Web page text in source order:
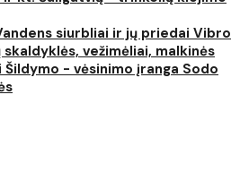
siurbliai ir jų priedai Vibro
skaldyklės, vežimėliai, malkinės
Šildymo - vėsinimo įranga Sodo